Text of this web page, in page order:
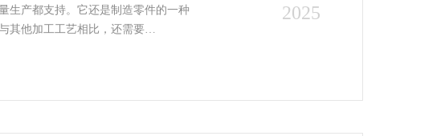
生产都支持。它还是制造零件的一种
其他加工工艺相比，还需要…
2025